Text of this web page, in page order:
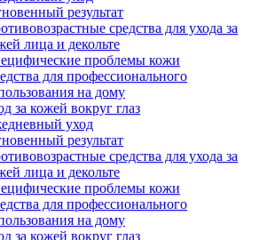
результат
средства для ухода за
лица и декольте
проблемы кожи
для профессионального
на дому
за кожей вокруг глаз
уход
результат
средства для ухода за
лица и декольте
проблемы кожи
для профессионального
на дому
за кожей вокруг глаз